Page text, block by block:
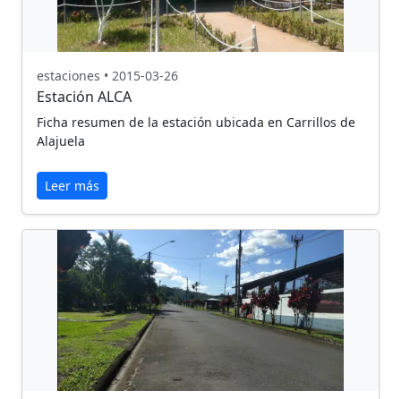
estaciones • 2015-03-26
Estación ALCA
Ficha resumen de la estación ubicada en Carrillos de
Alajuela
Leer más